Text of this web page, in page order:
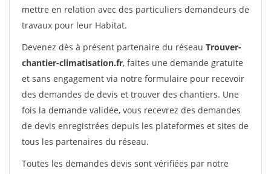
mettre en relation avec des particuliers demandeurs de
travaux pour leur Habitat.
Devenez dès à présent partenaire du réseau Trouver-
chantier-climatisation.fr, faites une demande gratuite
et sans engagement via notre formulaire pour recevoir
des demandes de devis et trouver des chantiers. Une
fois la demande validée, vous recevrez des demandes
de devis enregistrées depuis les plateformes et sites de
tous les partenaires du réseau.
Toutes les demandes devis sont vérifiées par notre